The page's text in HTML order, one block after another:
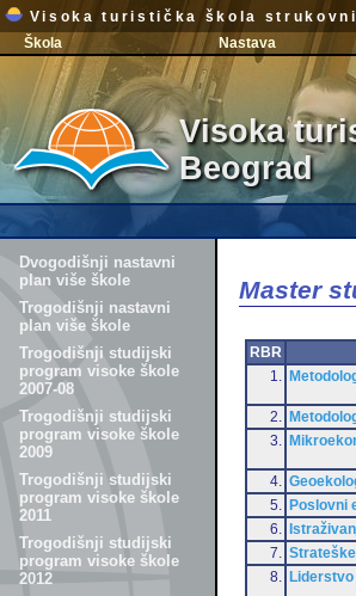
Visoka turistička škola
Škola
Nastava
Visoka
Beograd
Dvogodišnji nastavni
plan više škole
Trogodišnji nastavni
plan više škole
Trogodišnji studijski
program visoke škole
2007-08
Trogodišnji studijski
program visoke škole
2009
Trogodišnji studijski
program visoke škole
2011
Trogodišnji studijski
program visoke škole
2012
Master
RBR
1.
2.
3.
4.
5.
Poslovni
6.
7.
8.
Liderstvo